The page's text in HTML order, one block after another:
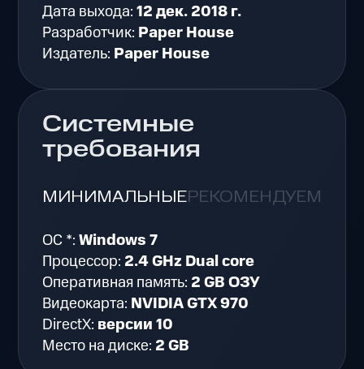
Дата выхода:12 дек. 2018 г.
Разработчик: Paper House
Издатель: Paper House
Системные
требования
МИНИМАЛЬНЫЕРЕКОМЕНДУЕМЫЕ
ОС *:Windows 7
Процессор: 2.4 GHz Dual core
Оперативная память: 2 GB ОЗУ
Видеокарта: NVIDIA GTX 970
DirectX: версии 10
Место на диске: 2 GB